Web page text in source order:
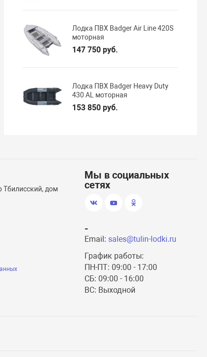
Лодка ПВХ Badger Air Line 420S
моторная
147 750 руб.
Лодка ПВХ Badger Heavy Duty
430 AL моторная
153 850 руб.
Тбилисский, дом
Мы в социальных
сетях
-
Email: sales@tulin-lodki.ru
График работы:
ПН-ПТ: 09:00 - 17:00
СБ: 09:00 - 16:00
ВС: Выходной